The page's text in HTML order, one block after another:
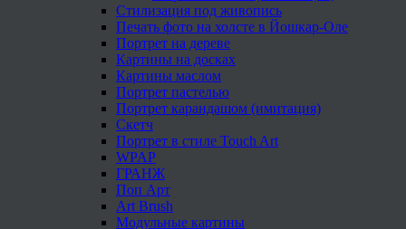
Стилизация под живопись
Печать фото на холсте в Йошкар-Оле
Портрет на дереве
Картины на досках
Картины маслом
Портрет пастелью
Портрет карандашом (имитация)
Скетч
Портрет в стиле Touch Art
WPAP
ГРАНЖ
Поп Арт
Art Brush
Модульные картины